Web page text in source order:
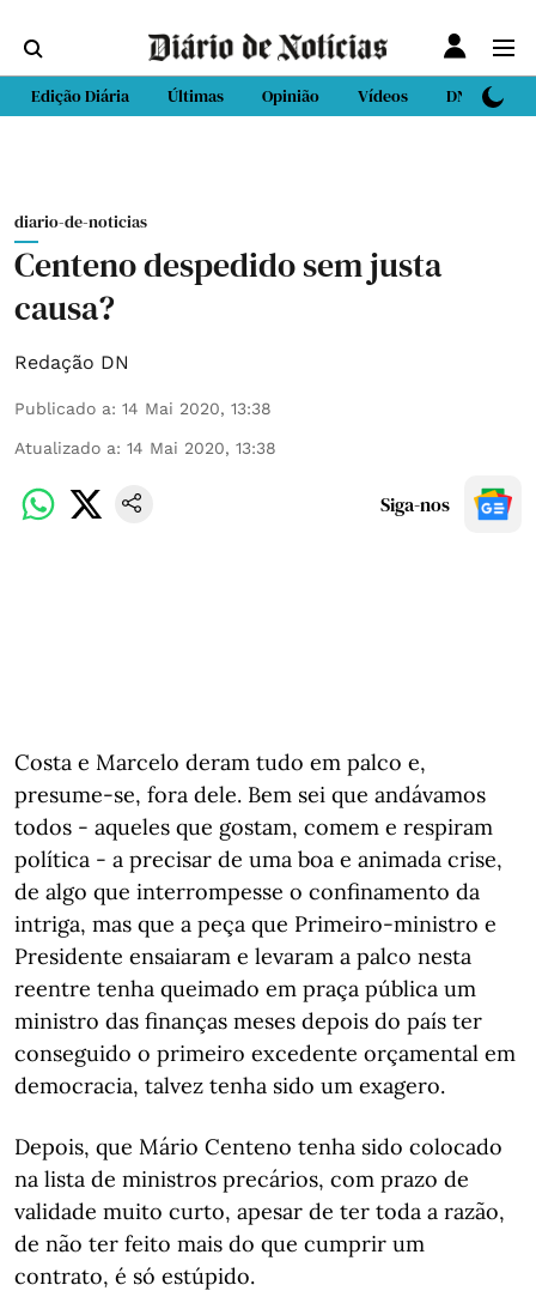
Edição Diária Últimas Opinião Vídeos DN Sport
diario-de-noticias
Centeno despedido sem justa
causa?
Redação DN
Publicado a: 14 Mai 2020, 13:38
Atualizado a: 14 Mai 2020, 13:38
Siga-nos
Costa e Marcelo deram tudo em palco e,
presume-se, fora dele. Bem sei que andávamos
todos - aqueles que gostam, comem e respiram
política - a precisar de uma boa e animada crise,
de algo que interrompesse o confinamento da
intriga, mas que a peça que Primeiro-ministro e
Presidente ensaiaram e levaram a palco nesta
reentre tenha queimado em praça pública um
ministro das finanças meses depois do país ter
conseguido o primeiro excedente orçamental em
democracia, talvez tenha sido um exagero.
Depois, que Mário Centeno tenha sido colocado
na lista de ministros precários, com prazo de
validade muito curto, apesar de ter toda a razão,
de não ter feito mais do que cumprir um
contrato, é só estúpido.